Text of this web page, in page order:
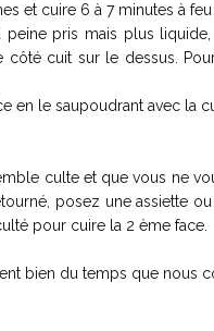
et cuire 6 à 7 minutes à feu
pris mais plus
cuit sur le dessus.
en le saupoudrant avec la
culte et que vous ne
posez une assiette
pour cuire la 2 ème face.
bien du temps que nous